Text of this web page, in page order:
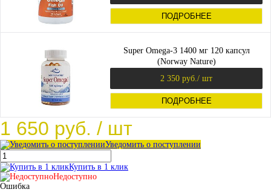
ПОДРОБНЕЕ
Super Omega-3 1400 мг 120 капсул
(Norway Nature)
2 350 руб. / шт
ПОДРОБНЕЕ
1 650 руб. / шт
Уведомить о поступлении
Купить в 1 клик
Недоступно
Ошибка